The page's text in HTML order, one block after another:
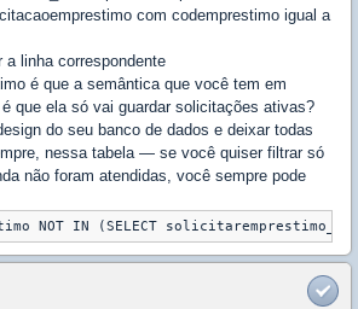
com codemprestimo igual a
a linha correspondente
é que a semântica que você tem em
que ela só vai guardar solicitações ativas?
do seu banco de dados e deixar todas
nessa tabela — se você quiser filtrar só
não foram atendidas, você sempre pode